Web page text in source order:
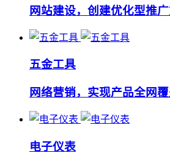
网站建设，创建优化型推
五金工具
网络营销，实现产品全网
电子仪表